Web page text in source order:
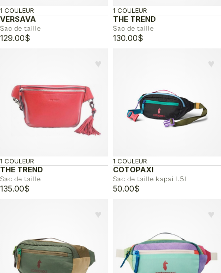
VERSAVA
Sac de taille
1 COULEUR
129.00$
THE TREND
Sac de taille
1 COULEUR
130.00$
♥︎
THE TREND
Sac de taille
1 COULEUR
135.00$
♥︎
COTOPAXI
Sac de taille kapai 1.5l
1 COULEUR
50.00$
♥︎ ♥︎